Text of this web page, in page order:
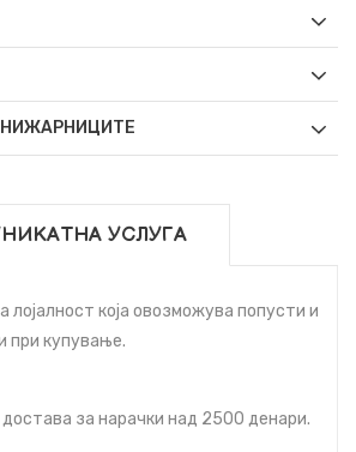
УСЛУГА
лојалност која овозможува попусти и
при купување.
за нарачки над 2500 денари.